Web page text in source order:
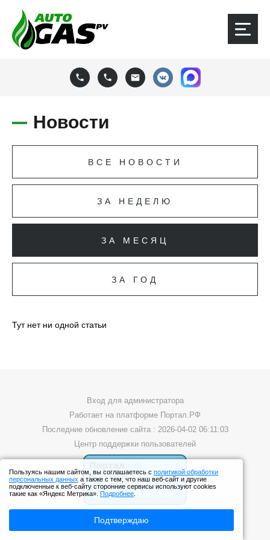
Пользуясь нашим сайтом, вы соглашаетесь с политикой обработки
персональных данных а также с тем, что наш веб-сайт и другие
подключенные к веб-сайту сторонние сервисы используют cookies
такие как «Яндекс Метрика». Подробнее
Подтверждаю
Новости
ВСЕ НОВОСТИ
ЗА НЕДЕЛЮ
ЗА МЕСЯЦ
ЗА ГОД
Тут нет ни одной статьи
Вход для администратора
Работает на платформе Портал.РФ
Последние обновление сайта : 2026-04-02 06:11:03
Центр поддержки пользователей